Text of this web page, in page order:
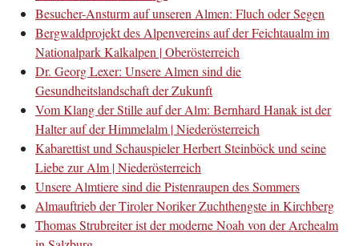
Besucher-Ansturm auf unseren Almen: Fluch oder Segen
Bergwaldprojekt des Alpenvereins auf der Feichtaualm im
Nationalpark Kalkalpen | Oberösterreich
Dr. Georg Lexer: Unsere Almen sind die
Gesundheitslandschaft der Zukunft
Vom Klang der Stille auf der Alm: Bernhard Hanak ist der
Halter auf der Himmelalm | Niederösterreich
Kabarettist und Schauspieler Herbert Steinböck und seine
Liebe zur Alm | Niederösterreich
Unsere Almtiere sind die Pistenraupen des Sommers
Almauftrieb der Tiroler Noriker Zuchthengste in Kirchberg
Thomas Strubreiter ist der moderne Noah von der Archealm